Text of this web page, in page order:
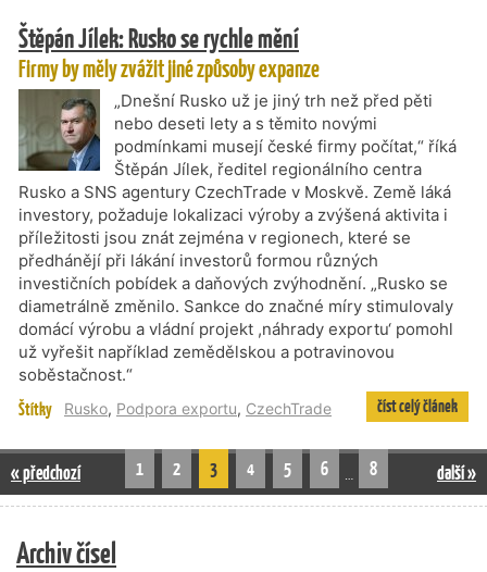
Štěpán Jílek: Rusko se rychle mění
Firmy by měly zvážit jiné způsoby expanze
„Dnešní Rusko už je jiný trh než před pěti
nebo deseti lety a s těmito novými
podmínkami musejí české firmy počítat,“ říká
Štěpán Jílek, ředitel regionálního centra
Rusko a SNS agentury CzechTrade v Moskvě. Země láká
investory, požaduje lokalizaci výroby a zvýšená aktivita i
příležitosti jsou znát zejména v regionech, které se
předhánějí při lákání investorů formou různých
investičních pobídek a daňových zvýhodnění. „Rusko se
diametrálně změnilo. Sankce do značné míry stimulovaly
domácí výrobu a vládní projekt ,náhrady exportu‘ pomohl
už vyřešit například zemědělskou a potravinovou
soběstačnost.“
Štítky Rusko, Podpora exportu, CzechTrade číst celý článek
« předchozí 1 2 3 4 5 6 … 8 další »
Archiv čísel